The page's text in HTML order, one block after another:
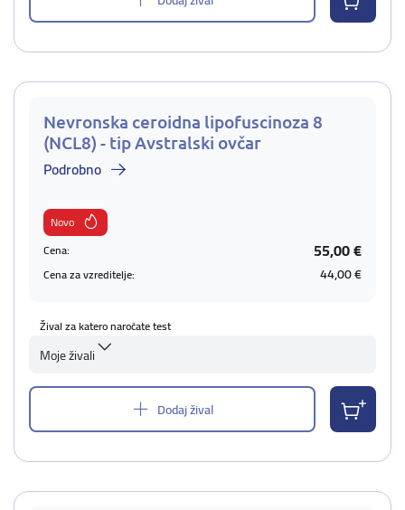
Nevronska ceroidna lipofuscinoza 8
(NCL8) - tip Avstralski ovčar
Podrobno
Novo
Cena:
55,00 €
Cena za vzreditelje: 44,00 €
Žival za katero naročate test
Moje živali
Dodaj žival